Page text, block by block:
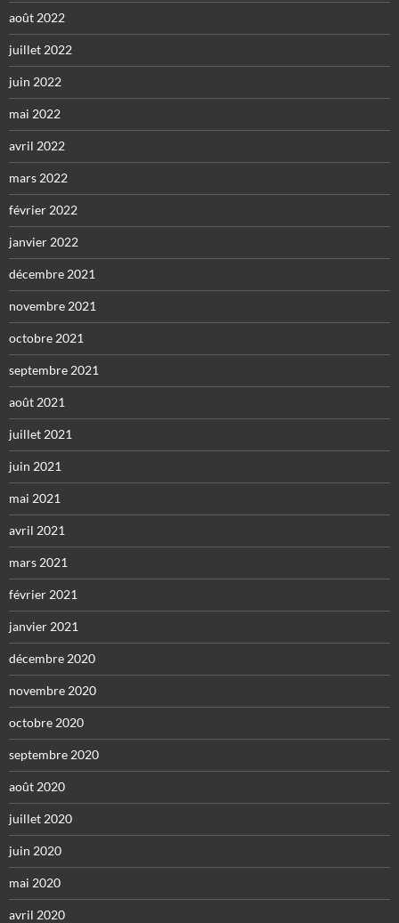
août 2022
juillet 2022
juin 2022
mai 2022
avril 2022
mars 2022
février 2022
janvier 2022
décembre 2021
novembre 2021
octobre 2021
septembre 2021
août 2021
juillet 2021
juin 2021
mai 2021
avril 2021
mars 2021
février 2021
janvier 2021
décembre 2020
novembre 2020
octobre 2020
septembre 2020
août 2020
juillet 2020
juin 2020
mai 2020
avril 2020